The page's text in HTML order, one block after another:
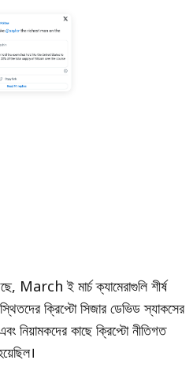
March ই মার্চ ক্যামেরাগুলি শীর্ষ
ক্রিপ্টো সিজার ডেভিড স্যাকসের
নিয়ামকদের কাছে ক্রিপ্টো নীতিগত